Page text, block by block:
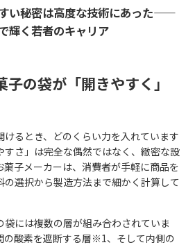
い秘密は高度な技術にあった——
輝く若者のキャリア
の袋が「開きやすく」
るとき、どのくらい力を入れています
すさ」は完全な偶然ではなく、緻密な設
子メーカーは、消費者が手軽に商品を
選択から製造方法まで細かく計算して
には複数の層が組み合わされていま
の酸素を遮断する層※1、そして内側の